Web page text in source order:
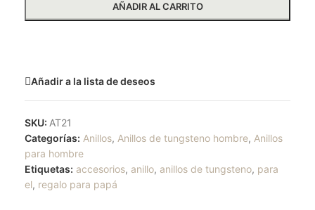
AÑADIR AL CARRITO
Añadir a la lista de deseos
SKU: AT21
Categorías: Anillos, Anillos de tungsteno hombre, Anillos
para hombre
Etiquetas: accesorios, anillo, anillos de tungsteno, para
el, regalo para papá